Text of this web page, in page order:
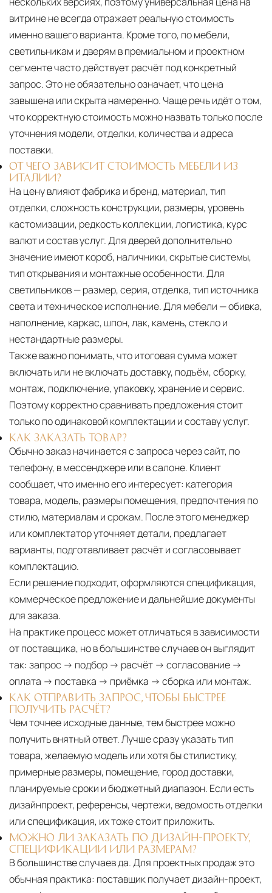
витрине не всегда отражает реальную стоимость
именно вашего варианта. Кроме того, по мебели,
светильникам и дверям в премиальном и проектном
сегменте часто действует расчёт под конкретный
запрос. Это не обязательно означает, что цена
завышена или скрыта намеренно. Чаще речь идёт о том,
что корректную стоимость можно назвать только после
уточнения модели, отделки, количества и адреса
поставки.
ОТ ЧЕГО ЗАВИСИТ СТОИМОСТЬ МЕБЕЛИ ИЗ
ИТАЛИИ?
На цену влияют фабрика и бренд, материал, тип
отделки, сложность конструкции, размеры, уровень
кастомизации, редкость коллекции, логистика, курс
валют и состав услуг. Для дверей дополнительно
значение имеют короб, наличники, скрытые системы,
тип открывания и монтажные особенности. Для
светильников — размер, серия, отделка, тип источника
света и техническое исполнение. Для мебели — обивка,
наполнение, каркас, шпон, лак, камень, стекло и
нестандартные размеры.
Также важно понимать, что итоговая сумма может
включать или не включать доставку, подъём, сборку,
монтаж, подключение, упаковку, хранение и сервис.
Поэтому корректно сравнивать предложения стоит
только по одинаковой комплектации и составу услуг.
КАК ЗАКАЗАТЬ ТОВАР?
Обычно заказ начинается с запроса через сайт, по
телефону, в мессенджере или в салоне. Клиент
сообщает, что именно его интересует: категория
товара, модель, размеры помещения, предпочтения по
стилю, материалам и срокам. После этого менеджер
или комплектатор уточняет детали, предлагает
варианты, подготавливает расчёт и согласовывает
комплектацию.
Если решение подходит, оформляются спецификация,
коммерческое предложение и дальнейшие документы
для заказа.
На практике процесс может отличаться в зависимости
от поставщика, но в большинстве случаев он выглядит
так: запрос → подбор → расчёт → согласование →
оплата → поставка → приёмка → сборка или монтаж.
КАК ОТПРАВИТЬ ЗАПРОС, ЧТОБЫ БЫСТРЕЕ
ПОЛУЧИТЬ РАСЧЁТ?
Чем точнее исходные данные, тем быстрее можно
получить внятный ответ. Лучше сразу указать тип
товара, желаемую модель или хотя бы стилистику,
примерные размеры, помещение, город доставки,
планируемые сроки и бюджетный диапазон. Если есть
дизайнпроект, референсы, чертежи, ведомость отделки
или спецификация, их тоже стоит приложить.
МОЖНО ЛИ ЗАКАЗАТЬ ПО ДИЗАЙН-ПРОЕКТУ,
СПЕЦИФИКАЦИИ ИЛИ РАЗМЕРАМ?
В большинстве случаев да. Для проектных продаж это
обычная практика: поставщик получает дизайн-проект,